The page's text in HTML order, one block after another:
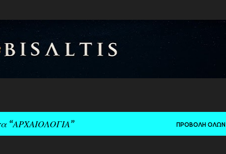
ΑΡΧΑΙΟΛΟΓΙΑ ΠΡΟΒΟΛΉ ΌΛΩΝ